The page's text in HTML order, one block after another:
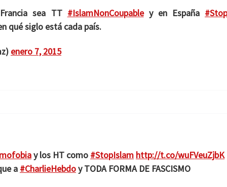
sea TT #IslamNonCoupabley en España
qué siglo está cada país.
enero 7, 2015
y los HT como #StopIslam http://t.co/wuFVeuZjbK
a #CharlieHebdoy TODA FORMA DE FASCISMO